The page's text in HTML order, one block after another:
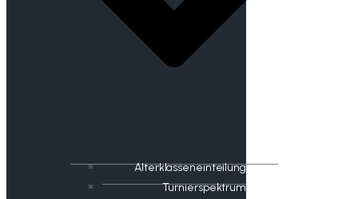
Alterklasseneinteilung
Turnierspektrum